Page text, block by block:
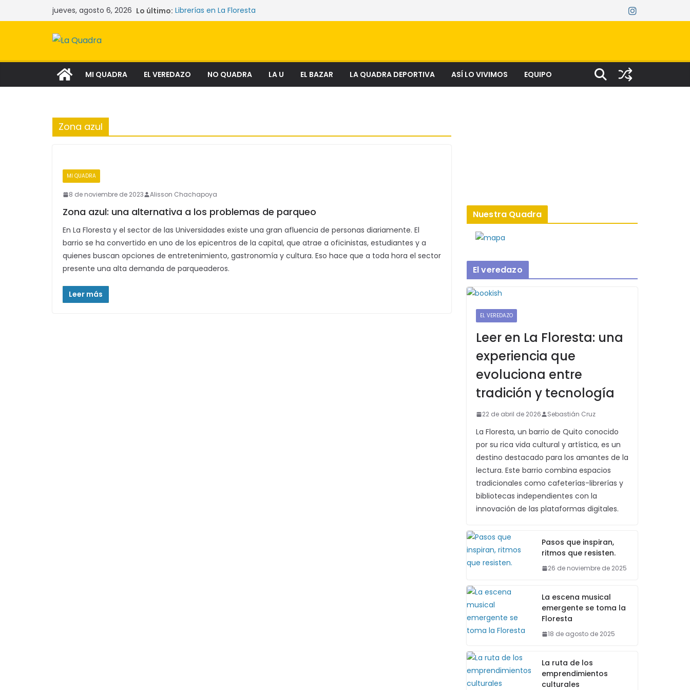
al
jueves, agosto 6, 2026 Lo último: Librerías en La Floresta
Las mujeres que sostienen los mercados de Quito
aspiración social
Tecnología y lectura
MI QUADRA EL VEREDAZO NO QUADRA LA U EL BAZAR LA QUADRA DEPORTIVA ASÍ LO VIVIMOS EQUIPO
Zona azul
MI QUADRA
8 de noviembre de 2023 Alisson Chachapoya
Zona azul: una alternativa a los problemas de parqueo
En La Floresta y el sector de las Universidades existe una gran afluencia de personas diariamente. El
barrio se ha convertido en uno de los epicentros de la capital, que atrae a oficinistas, estudiantes y a
quienes buscan opciones de entretenimiento, gastronomía y cultura. Eso hace que a toda hora el sector
presente una alta demanda de parqueaderos.
Leer más
Nuestra Quadra
El veredazo
EL VEREDAZO
Leer en La Floresta: una
experiencia que
evoluciona entre
tradición y tecnología
22 de abril de 2026 Sebastián Cruz
La Floresta, un barrio de Quito conocido
por su rica vida cultural y artística, es un
destino destacado para los amantes de la
lectura. Este barrio combina espacios
tradicionales como cafeterías-librerías y
bibliotecas independientes con la
innovación de las plataformas digitales.
Pasos que inspiran,
ritmos que resisten.
26 de noviembre de 2025
La escena musical
emergente se toma la
Floresta
18 de agosto de 2025
La ruta de los
emprendimientos
culturales